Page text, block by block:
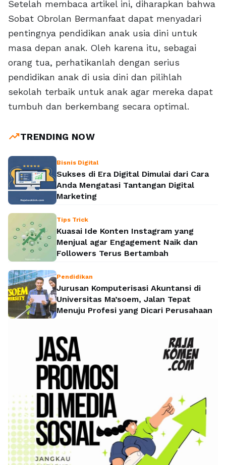
Setelah membaca artikel ini, diharapkan bahwa
Sobat Obrolan Bermanfaat dapat menyadari
pentingnya pendidikan anak usia dini untuk
masa depan anak. Oleh karena itu, sebagai
orang tua, perhatikanlah dengan serius
pendidikan anak di usia dini dan pilihlah
sekolah terbaik untuk anak agar mereka dapat
tumbuh dan berkembang secara optimal.
trending_upTRENDING NOW
Bisnis Digital
Sukses di Era Digital Dimulai dari Cara
Anda Mengatasi Tantangan Digital
Marketing
Tips Trick
Kuasai Ide Konten Instagram yang
Menjual agar Engagement Naik dan
Followers Terus Bertambah
Pendidikan
Jurusan Komputerisasi Akuntansi di
Universitas Ma’soem, Jalan Tepat
Menuju Profesi yang Dicari Perusahaan